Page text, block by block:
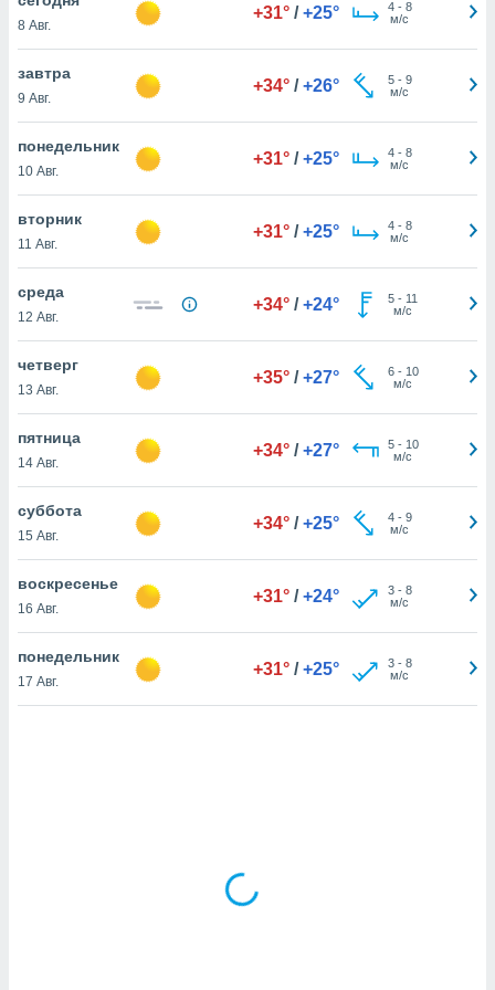
действия
на веб-
основе.
нашей
cookie
в
ВЫ
равно
нашим
8 Авг.
+31° / +25° 4- 8
м/с
завтра
9 Авг.
+34° / +26° 5- 9
м/с
понедельник
10 Авг.
+31° / +25° 4- 8
м/с
вторник
11 Авг.
+31° / +25° 4- 8
м/с
среда
12 Авг.
+34° / +24° 5- 11
м/с
четверг
13 Авг.
+35° / +27° 6- 10
м/с
пятница
14 Авг.
+34° / +27° 5- 10
м/с
суббота
15 Авг.
+34° / +25° 4- 9
м/с
воскресенье
16 Авг.
+31° / +24° 3- 8
м/с
понедельник
17 Авг.
+31° / +25° 3- 8
м/с